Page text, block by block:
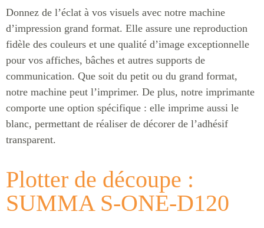
Donnez de l’éclat à vos visuels avec notre machine
d’impression grand format. Elle assure une reproduction
fidèle des couleurs et une qualité d’image exceptionnelle
pour vos affiches, bâches et autres supports de
communication. Que soit du petit ou du grand format,
notre machine peut l’imprimer. De plus, notre imprimante
comporte une option spécifique : elle imprime aussi le
blanc, permettant de réaliser de décorer de l’adhésif
transparent.
Plotter de découpe :
SUMMA S-ONE-D120